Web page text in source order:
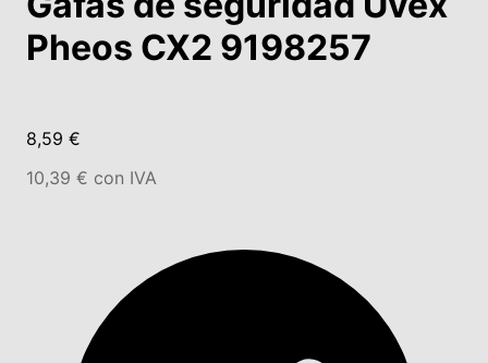
Pheos CX2 9198257
8,59 €
10,39 € con IVA